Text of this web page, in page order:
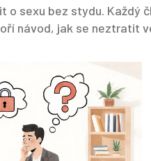
o sexu bez stydu. Každý
návod, jak se neztratit